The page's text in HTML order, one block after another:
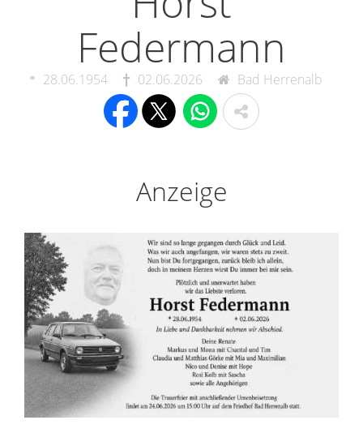
Federmann
28.06.1954 02.06.2026 Bad Herrenalb
Anzeige